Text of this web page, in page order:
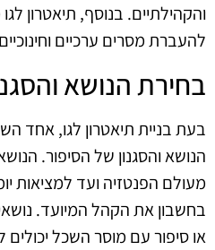
והקהילתיים. בנוסף, תיאטרון
להעברת מסרים ערכיים
בחירת הנושא
בעת בניית תיאטרון לגו, אחד
הנושא והסגנון של הסיפור.
מעולם הפנטזיה ועד למציאות
בחשבון את הקהל המיועד.
או סיפור עם מוסר השכל יכולים